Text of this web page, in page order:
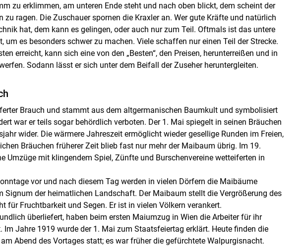
zu erklimmen, am unteren Ende steht und nach oben blickt, dem scheint der
zu ragen. Die Zuschauer spornen die Kraxler an. Wer gute Kräfte und natürlich
hat, dem kann es gelingen, oder auch nur zum Teil. Oftmals ist das untere
um es besonders schwer zu machen. Viele schaffen nur einen Teil der Strecke.
erreicht, kann sich eine von den „Besten“, den Preisen, herunterreißen und in
Sodann lässt er sich unter dem Beifall der Zuseher heruntergleiten.
Brauch und stammt aus dem altgermanischen Baumkult und symbolisiert
war er teils sogar behördlich verboten. Der 1. Mai spiegelt in seinen Bräuchen
wider. Die wärmere Jahreszeit ermöglicht wieder gesellige Runden im Freien,
Bräuchen früherer Zeit blieb fast nur mehr der Maibaum übrig. Im 19.
Umzüge mit klingendem Spiel, Zünfte und Burschenvereine wetteiferten in
vor und nach diesem Tag werden in vielen Dörfern die Maibäume
Signum der heimatlichen Landschaft. Der Maibaum stellt die Vergrößerung des
für Fruchtbarkeit und Segen. Er ist in vielen Völkern verankert.
überliefert, haben beim ersten Maiumzug in Wien die Arbeiter für ihr
Im Jahre 1919 wurde der 1. Mai zum Staatsfeiertag erklärt. Heute finden die
Abend des Vortages statt; es war früher die gefürchtete Walpurgisnacht.